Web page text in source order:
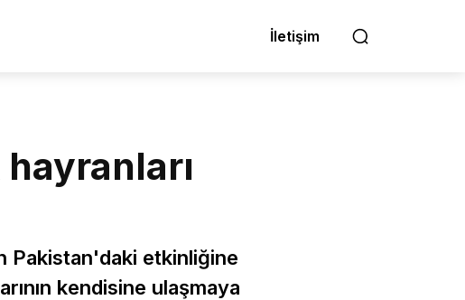
İletişim
Pakistan'daki etkinliğine
kendisine ulaşmaya